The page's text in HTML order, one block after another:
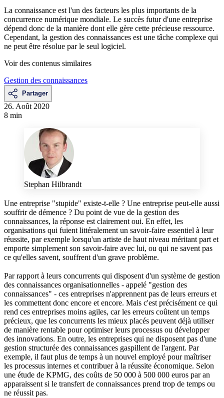
La connaissance est l'un des facteurs les plus importants de la
concurrence numérique mondiale. Le succès futur d'une entreprise
dépend donc de la manière dont elle gère cette précieuse ressource.
Cependant, la gestion des connaissances est une tâche complexe qui
ne peut être résolue par le seul logiciel.
Voir des contenus similaires
Gestion des connaissances
Partager
26. Août 2020
8 min
Stephan Hilbrandt
Une entreprise "stupide" existe-t-elle ? Une entreprise peut-elle aussi
souffrir de démence ? Du point de vue de la gestion des
connaissances, la réponse est clairement oui. En effet, les
organisations qui fuient littéralement un savoir-faire essentiel à leur
réussite, par exemple lorsqu'un artiste de haut niveau méritant part et
emporte simplement son savoir-faire avec lui, ou qui ne savent pas
ce qu'elles savent, souffrent d'un grave problème.
Par rapport à leurs concurrents qui disposent d'un système de gestion
des connaissances organisationnelles - appelé "gestion des
connaissances" - ces entreprises n'apprennent pas de leurs erreurs et
les commettent donc encore et encore. Mais c'est précisément ce qui
rend ces entreprises moins agiles, car les erreurs coûtent un temps
précieux, que les concurrents les mieux placés peuvent déjà utiliser
de manière rentable pour optimiser leurs processus ou développer
des innovations. En outre, les entreprises qui ne disposent pas d'une
gestion structurée des connaissances gaspillent de l'argent. Par
exemple, il faut plus de temps à un nouvel employé pour maîtriser
les processus internes et contribuer à la réussite économique. Selon
une étude de KPMG, des coûts de 50 000 à 500 000 euros par an
apparaissent si le transfert de connaissances prend trop de temps ou
ne réussit pas.